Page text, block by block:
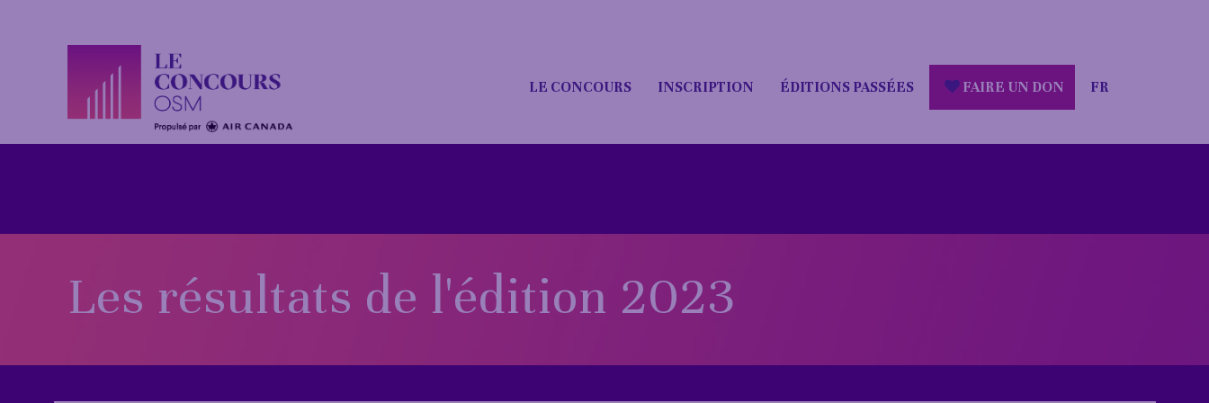
LE CONCOURS INSCRIPTION ÉDITIONS PASSÉES FAIRE UN DON FR
Les résultats de l'édition 2023